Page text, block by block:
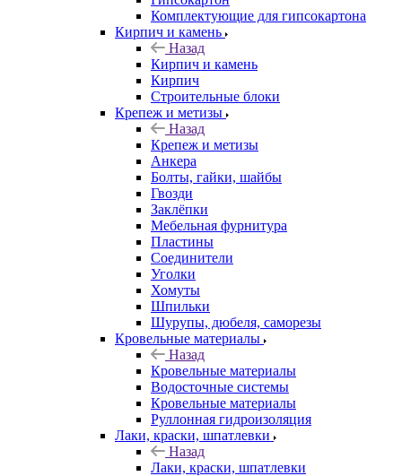
Комплектующие для гипсокартона
Кирпич и камень
Назад
Кирпич и камень
Кирпич
Строительные блоки
Крепеж и метизы
Назад
Крепеж и метизы
Анкера
Болты, гайки, шайбы
Гвозди
Заклёпки
Мебельная фурнитура
Пластины
Соединители
Уголки
Хомуты
Шпильки
Шурупы, дюбеля, саморезы
Кровельные материалы
Назад
Кровельные материалы
Водосточные системы
Кровельные материалы
Руллонная гидроизоляция
Лаки, краски, шпатлевки
Назад
Лаки, краски, шпатлевки